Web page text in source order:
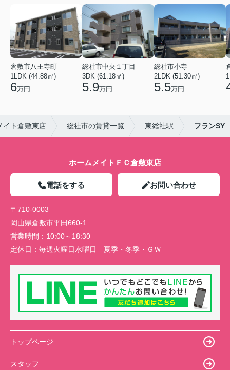
倉敷市八王寺町
1LDK (44.88㎡)
6万円
総社市中央１丁目
3DK (61.18㎡)
5.9万円
総社市小寺
2LDK (51.30㎡)
5.5万円
イト倉敷東店 総社市の賃貸一覧 東総社駅 フランSY
ホームメイトＦＣ倉敷東店
電話をする お問い合わせ
〒710-0003
岡山県倉敷市平田660-1
営業時間： 10:00～18:30
定休日： 毎週火曜日水曜日 夏季・冬季・ＧＷ
トップページ
スタッフ